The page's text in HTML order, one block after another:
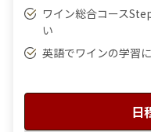
ワイン総合コース
い
英語でワインの学習
日